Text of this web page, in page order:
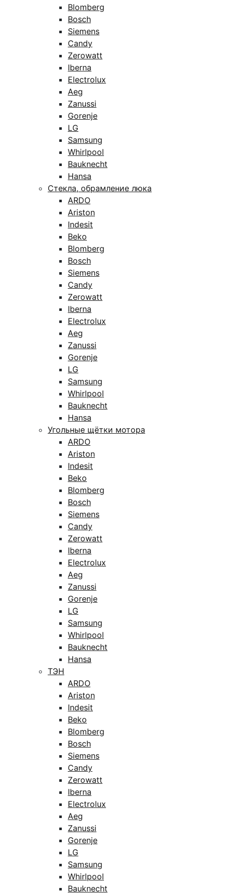
Blomberg
Bosch
Siemens
Candy
Zerowatt
Iberna
Electrolux
Aeg
Zanussi
Gorenje
LG
Samsung
Whirlpool
Bauknecht
Hansa
Стекла, обрамление люка
ARDO
Ariston
Indesit
Beko
Blomberg
Bosch
Siemens
Candy
Zerowatt
Iberna
Electrolux
Aeg
Zanussi
Gorenje
LG
Samsung
Whirlpool
Bauknecht
Hansa
Угольные щётки мотора
ARDO
Ariston
Indesit
Beko
Blomberg
Bosch
Siemens
Candy
Zerowatt
Iberna
Electrolux
Aeg
Zanussi
Gorenje
LG
Samsung
Whirlpool
Bauknecht
Hansa
ТЭН
ARDO
Ariston
Indesit
Beko
Blomberg
Bosch
Siemens
Candy
Zerowatt
Iberna
Electrolux
Aeg
Zanussi
Gorenje
LG
Samsung
Whirlpool
Bauknecht